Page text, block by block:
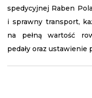
spedycyjnej Raben
i sprawny transport,
na pełną wartość
pedały oraz ustawienie